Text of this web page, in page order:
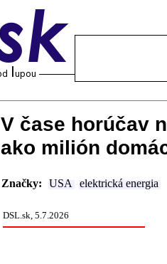
V čase horúčav
ako milión
Značky: USA elektrická energia
DSL.sk, 5.7.2026